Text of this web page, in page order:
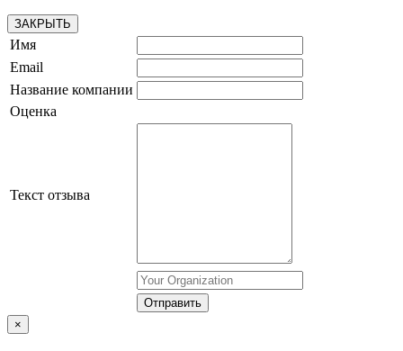
ЗАКРЫТЬ
Имя
Email
Название компании
Оценка
Текст отзыва
×